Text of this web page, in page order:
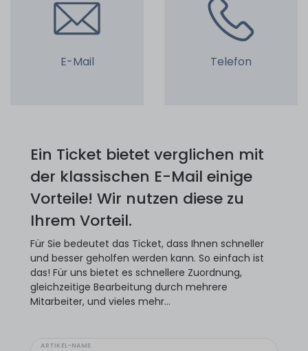
E-Mail Telefon
Ein Ticket bietet verglichen mit
der klassischen E-Mail einige
Vorteile! Wir nutzen diese zu
Ihrem Vorteil.
Für Sie bedeutet das Ticket, dass Ihnen schneller
und besser geholfen werden kann. So einfach ist
das! Für uns bietet es schnellere Zuordnung,
gleichzeitige Bearbeitung durch mehrere
Mitarbeiter, und vieles mehr...
ARTIKEL-NAME